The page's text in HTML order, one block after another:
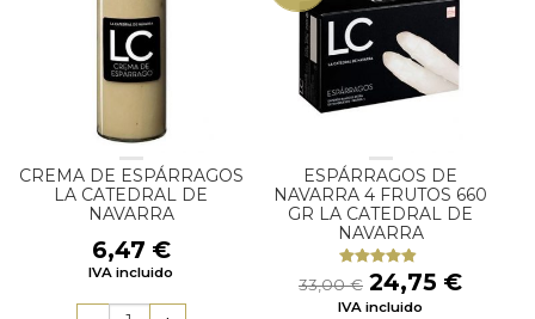
CREMA DE ESPÁRRAGOS
LA CATEDRAL DE
NAVARRA
6,47 €
IVA incluido
ESPÁRRAGOS DE
NAVARRA 4 FRUTOS 660
GR LA CATEDRAL DE
NAVARRA
Valorado
con 4.67
de 5
33,00€ El
precio
24,75 €El
IVA incluido